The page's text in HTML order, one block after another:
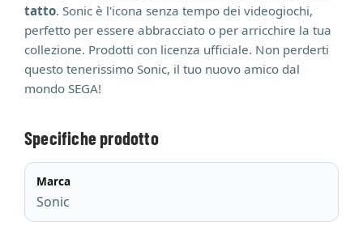
tatto. Sonic è l'icona senza tempo dei videogiochi,
perfetto per essere abbracciato o per arricchire la tua
collezione. Prodotti con licenza ufficiale. Non perderti
questo tenerissimo Sonic, il tuo nuovo amico dal
mondo SEGA!
Specifiche prodotto
Marca
Sonic